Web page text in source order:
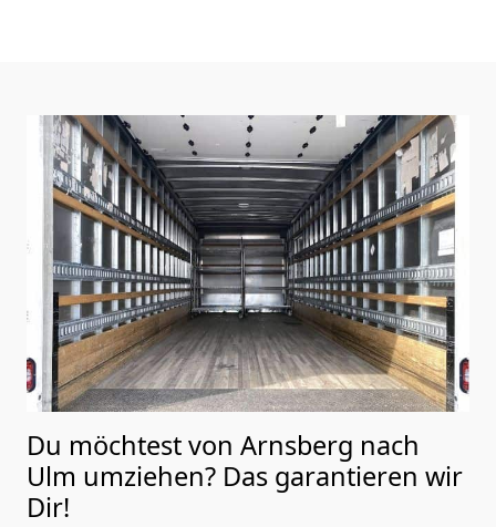
Du möchtest von Arnsberg nach
Ulm umziehen? Das garantieren wir
Dir!